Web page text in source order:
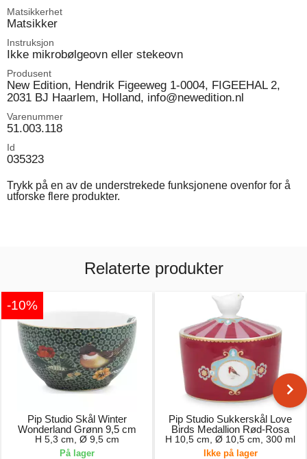
Matsikkerhet
Matsikker
Instruksjon
Ikke mikrobølgeovn eller stekeovn
Produsent
New Edition, Hendrik Figeeweg 1-0004, FIGEEHAL 2,
2031 BJ Haarlem, Holland, info@newedition.nl
Varenummer
51.003.118
Id
035323
Trykk på en av de understrekede funksjonene ovenfor for å
utforske flere produkter.
Relaterte produkter
-10%
Pip Studio Skål Winter
Wonderland Grønn 9,5 cm
H 5,3 cm, Ø 9,5 cm
På lager
Pip Studio Sukkerskål Love
Birds Medallion Rød-Rosa
H 10,5 cm, Ø 10,5 cm, 300 ml
Ikke på lager